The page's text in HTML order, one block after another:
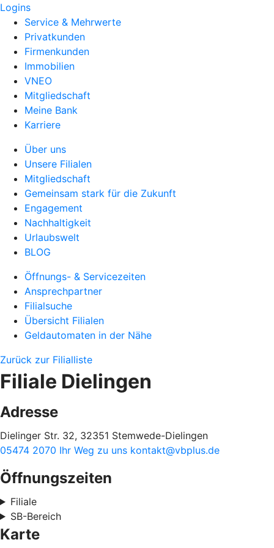
Logins
Service & Mehrwerte
Privatkunden
Firmenkunden
Immobilien
VNEO
Mitgliedschaft
Meine Bank
Karriere
Über uns
Unsere Filialen
Mitgliedschaft
Gemeinsam stark für die Zukunft
Engagement
Nachhaltigkeit
Urlaubswelt
BLOG
Öffnungs- & Servicezeiten
Ansprechpartner
Filialsuche
Übersicht Filialen
Geldautomaten in der Nähe
Zurück zur Filialliste
Filiale Dielingen
Adresse
Dielinger Str. 32, 32351 Stemwede-Dielingen
05474 2070 Ihr Weg zu uns kontakt@vbplus.de
Öffnungszeiten
Filiale
SB-Bereich
Karte